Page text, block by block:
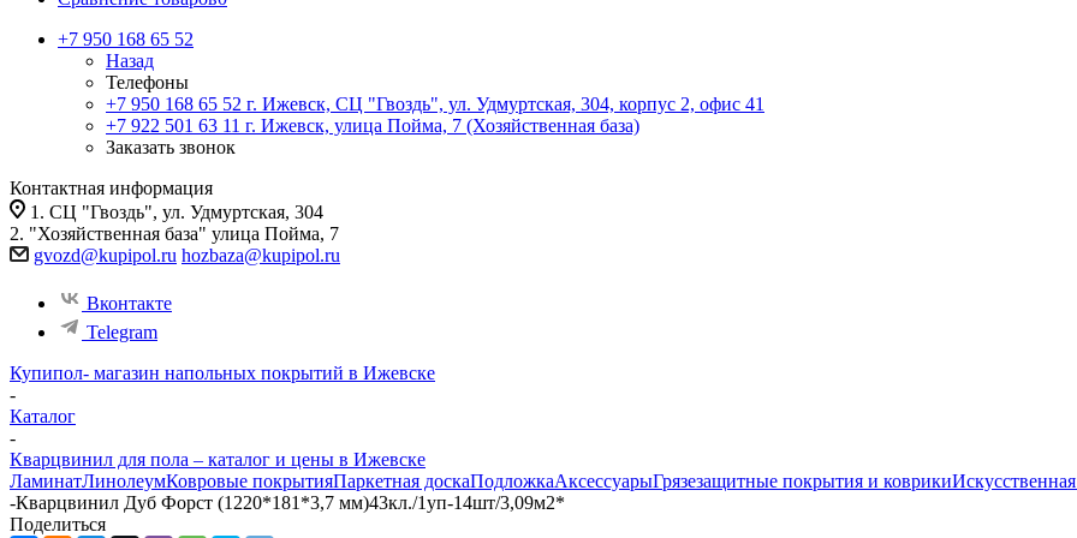
+7 950 168 65 52
Назад
Телефоны
+7 950 168 65 52 г. Ижевск, СЦ "Гвоздь", ул. Удмуртская, 304, корпус 2, офис 41
+7 922 501 63 11 г. Ижевск, улица Пойма, 7 (Хозяйственная база)
Заказать звонок
Контактная информация
1. СЦ "Гвоздь", ул. Удмуртская, 304
2. "Хозяйственная база" улица Пойма, 7
gvozd@kupipol.ru hozbaza@kupipol.ru
Вконтакте
Telegram
Купипол- магазин напольных покрытий в Ижевске
-
Каталог
-
Кварцвинил для пола – каталог и цены в Ижевске
ЛаминатЛинолеумКовровые покрытияПаркетная доскаПодложкаАксессуарыГрязезащитные покрытия и коврикиИскусственная
-Кварцвинил Дуб Форст (1220*181*3,7 мм)43кл./1уп-14шт/3,09м2*
Поделиться